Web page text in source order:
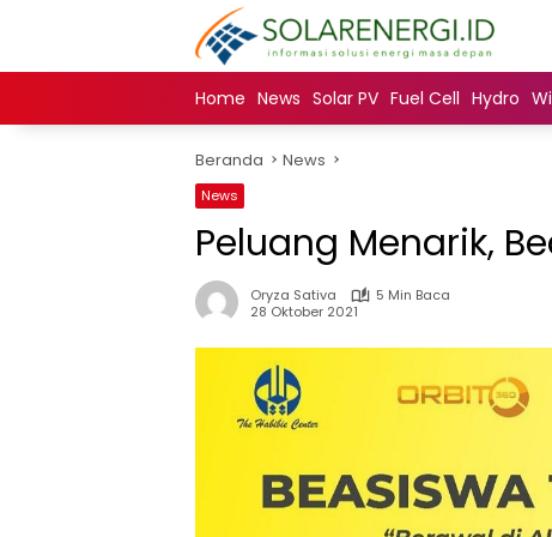
Home News Solar PV Fuel Cell Hydro
Beranda News
News
Peluang Menarik,
Oryza Sativa
5 Min Baca
28 Oktober 2021